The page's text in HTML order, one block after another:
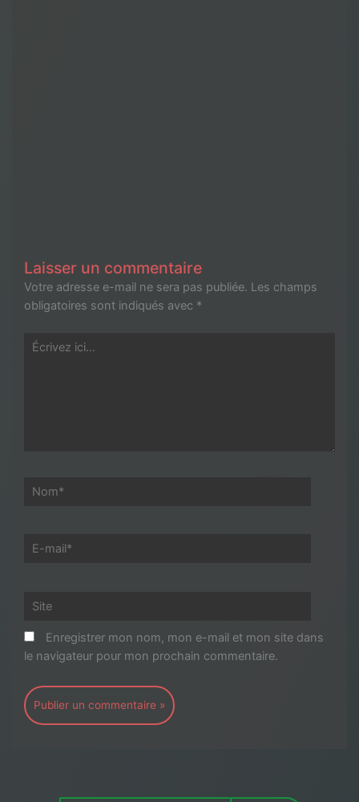
Laisser un commentaire
Votre adresse e-mail ne sera pas publiée. Les champs
obligatoires sont indiqués avec *
Écrivez
Nom*
E-
Site
Enregistrer mon nom, mon e-mail et mon site dans
le navigateur pour mon prochain commentaire.